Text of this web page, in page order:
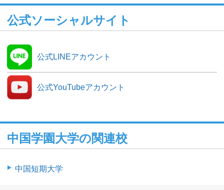
公式ソーシャルサイト
公式LINEアカウント
公式YouTubeアカウント
中国学園大学の関連校
中国短期大学